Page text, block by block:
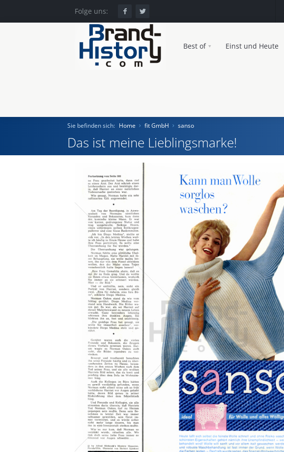
Folge uns:
Best of Einst und Heute
Einst und Heute
Marken
Konzerne
Epoche
Sie befinden sich: Home fit GmbH sanso
Das ist meine Lieblingsmarke!